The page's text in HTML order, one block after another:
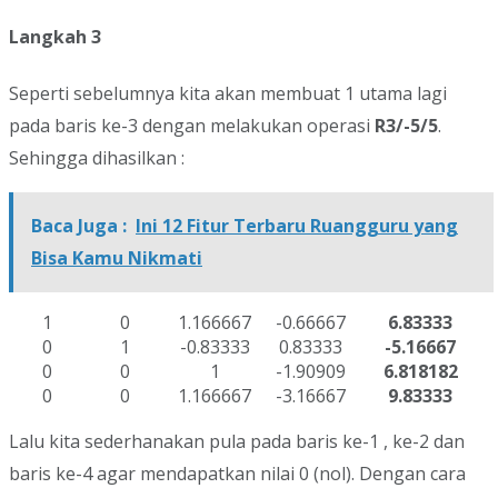
Langkah 3
Seperti sebelumnya kita akan membuat 1 utama lagi
pada baris ke-3 dengan melakukan operasi R3/-5/5.
Sehingga dihasilkan :
Baca Juga : Ini 12 Fitur Terbaru Ruangguru yang
Bisa Kamu Nikmati
1 0 1.166667 -0.66667
6.83333
0
1 -0.83333 0.83333
-5.16667
0
0 1 -1.90909
6.818182
0
0 1.166667 -3.16667
9.83333
Lalu kita sederhanakan pula pada baris ke-1 , ke-2 dan
baris ke-4 agar mendapatkan nilai 0 (nol). Dengan cara